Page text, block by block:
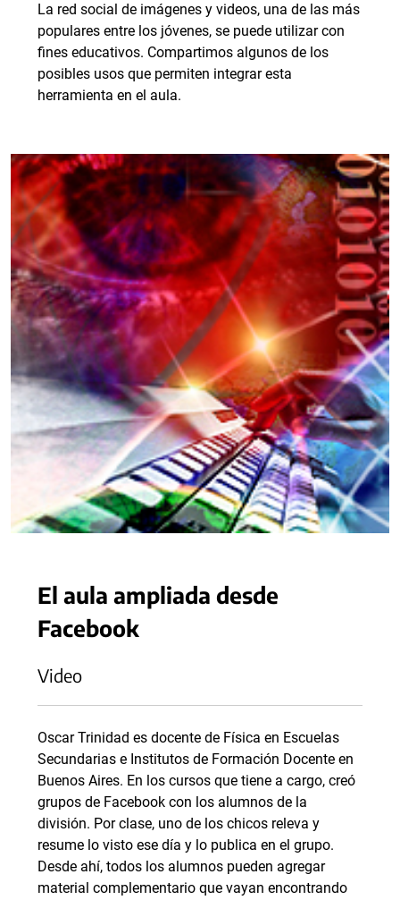
La red social de imágenes y videos, una de las más
populares entre los jóvenes, se puede utilizar con
fines educativos. Compartimos algunos de los
posibles usos que permiten integrar esta
herramienta en el aula.
El aula ampliada desde
Facebook
Video
Oscar Trinidad es docente de Física en Escuelas
Secundarias e Institutos de Formación Docente en
Buenos Aires. En los cursos que tiene a cargo, creó
grupos de Facebook con los alumnos de la
división. Por clase, uno de los chicos releva y
resume lo visto ese día y lo publica en el grupo.
Desde ahí, todos los alumnos pueden agregar
material complementario que vayan encontrando